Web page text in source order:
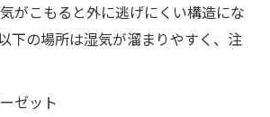
がこもると外に逃げにくい構造にな
下の場所は湿気が溜まりやすく、注
ゼット